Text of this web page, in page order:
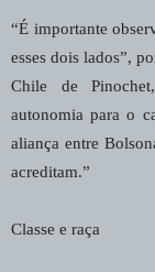
“É importante
esses dois lados”,
Chile de
autonomia para o
aliança entre
acreditam.”
Classe e raça